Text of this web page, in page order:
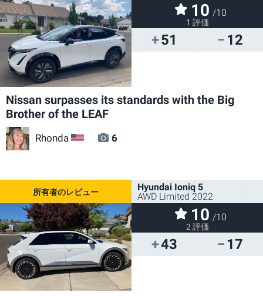
51 12
10 /10
1 評価
Nissan surpasses its standards with the Big
Brother of the LEAF
Rhonda US 6
43 17
Hyundai Ioniq 5
AWD Limited 2022
10 /10
2 評価